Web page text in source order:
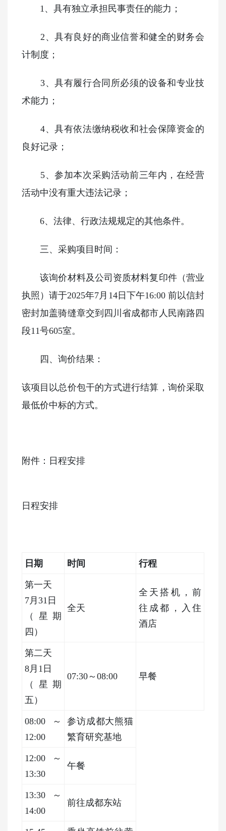
1、具有独立承担民事责任的能力；
2、具有良好的商业信誉和健全的财务会
计制度；
3、具有履行合同所必须的设备和专业技
术能力；
4、具有依法缴纳税收和社会保障资金的
良好记录；
5、参加本次采购活动前三年内，在经营
活动中没有重大违法记录；
6、法律、行政法规规定的其他条件。
三、采购项目时间：
该询价材料及公司资质材料复印件（营业
执照）请于2025年7月14日下午16:00 前以信封
密封加盖骑缝章交到四川省成都市人民南路四
段11号605室。
四、询价结果：
该项目以总价包干的方式进行结算，询价采取
最低价中标的方式。
附件：日程安排
日程安排
日期 时间 行程
第一天
7月31日
（星期
四）
全天
全天搭机，前
往成都，入住
酒店
第二天
8月1日
（星期
五）
07:30～08:00 早餐
08:00～
12:00
参访成都大熊猫
繁育研究基地
12:00～
13:30
午餐
13:30～
14:00
前往成都东站